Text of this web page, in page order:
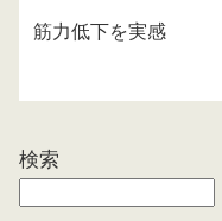
筋力低下を実感
検索